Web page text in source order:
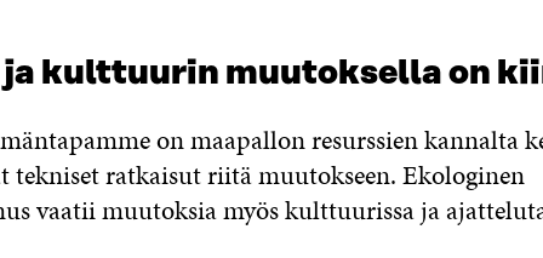
kulttuurin muutoksella on
on maapallon resurssien kannalta
tekniset ratkaisut riitä muutokseen. Ekologinen
vaatii muutoksia myös kulttuurissa ja